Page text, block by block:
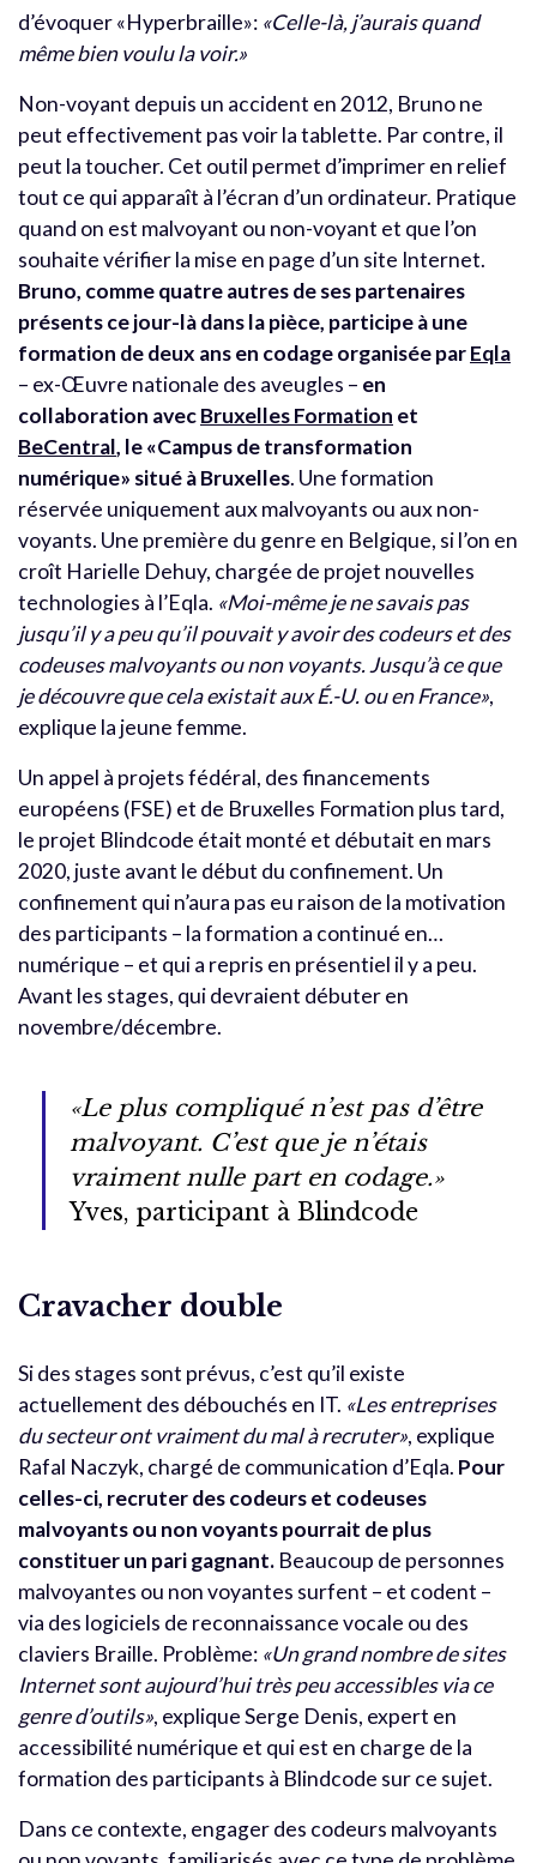
d’évoquer «Hyperbraille»: «Celle-là, j’aurais quand
même bien voulu la voir.»
Non-voyant depuis un accident en 2012, Bruno ne
peut effectivement pas voir la tablette. Par contre, il
peut la toucher. Cet outil permet d’imprimer en relief
tout ce qui apparaît à l’écran d’un ordinateur. Pratique
quand on est malvoyant ou non-voyant et que l’on
souhaite vérifier la mise en page d’un site Internet.
Bruno, comme quatre autres de ses partenaires
présents ce jour-là dans la pièce, participe à une
formation de deux ans en codage organisée parEqla
– ex-Œuvre nationale des aveugles – en
collaboration avecBruxelles Formation et
BeCentral, le «Campus de transformation
numérique» situé à Bruxelles. Une formation
réservée uniquement aux malvoyants ou aux non-
voyants. Une première du genre en Belgique, si l’on en
croît Harielle Dehuy, chargée de projet nouvelles
technologies à l’Eqla. «Moi-même je ne savais pas
jusqu’il y a peu qu’il pouvait y avoir des codeurs et des
codeuses malvoyants ou non voyants. Jusqu’à ce que
je découvre que cela existait aux É.-U. ou en France»,
explique la jeune femme.
Un appel à projets fédéral, des financements
européens (FSE) et de Bruxelles Formation plus tard,
le projet Blindcode était monté et débutait en mars
2020, juste avant le début du confinement. Un
confinement qui n’aura pas eu raison de la motivation
des participants – la formation a continué en…
numérique – et qui a repris en présentiel il y a peu.
Avant les stages, qui devraient débuter en
novembre/décembre.
«Le plus compliqué n’est pas d’être
malvoyant. C’est que je n’étais
vraiment nulle part en codage.»
Yves, participant à Blindcode
Cravacher double
Si des stages sont prévus, c’est qu’il existe
actuellement des débouchés en IT. «Les entreprises
du secteur ont vraiment du mal à recruter», explique
Rafal Naczyk, chargé de communication d’Eqla. Pour
celles-ci, recruter des codeurs et codeuses
malvoyants ou non voyants pourrait de plus
constituer un pari gagnant. Beaucoup de personnes
malvoyantes ou non voyantes surfent – et codent –
via des logiciels de reconnaissance vocale ou des
claviers Braille. Problème: «Un grand nombre de sites
Internet sont aujourd’hui très peu accessibles via ce
genre d’outils», explique Serge Denis, expert en
accessibilité numérique et qui est en charge de la
formation des participants à Blindcode sur ce sujet.
Dans ce contexte, engager des codeurs malvoyants